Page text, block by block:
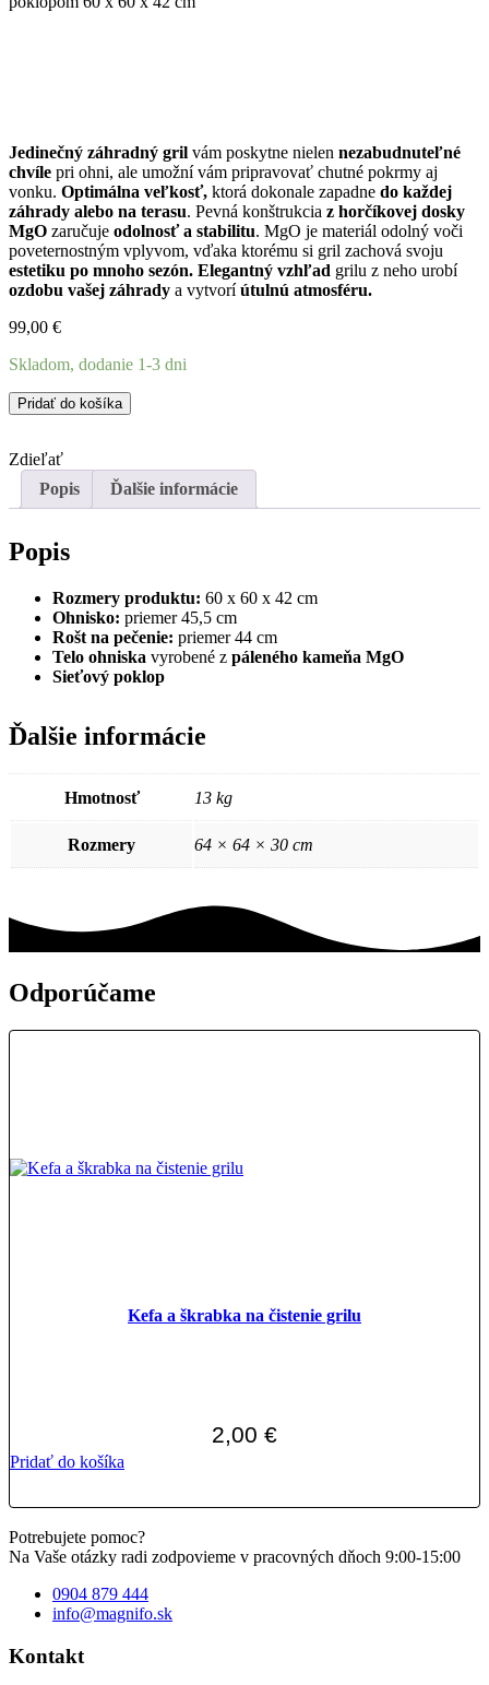
Jedinečný záhradný gril vám poskytne nielen nezabudnuteľné
chvíle pri ohni, ale umožní vám pripravovať chutné pokrmy aj
vonku. Optimálna veľkosť, ktorá dokonale zapadne do každej
záhrady alebo na terasu. Pevná konštrukcia z horčíkovej dosky
MgO zaručuje odolnosť a stabilitu. MgO je materiál odolný voči
poveternostným vplyvom, vďaka ktorému si gril zachová svoju
estetiku po mnoho sezón. Elegantný vzhľad grilu z neho urobí
ozdobu vašej záhrady a vytvoríútulnú atmosféru.
99,00 €
Skladom, dodanie 1-3 dni
množstvo
Záhradný
s
poklopom
60
x
Pridať do košíka
Zdieľať
Popis
Ďalšie informácie
Popis
Rozmery produktu: 60 x 60 x 42 cm
Ohnisko: priemer 45,5 cm
Rošt na pečenie: priemer 44 cm
Telo ohniska vyrobené z páleného kameňa MgO
Sieťový poklop
Ďalšie informácie
Hmotnosť 13 kg
Rozmery 64 × 64 × 30 cm
Odporúčame
Kefa a škrabka na čistenie grilu
2,00 €
Pridať do košíka
Potrebujete pomoc?
Na Vaše otázky radi zodpovieme v pracovných dňoch 9:00-15:00
0904 879 444
info@magnifo.sk
Kontakt